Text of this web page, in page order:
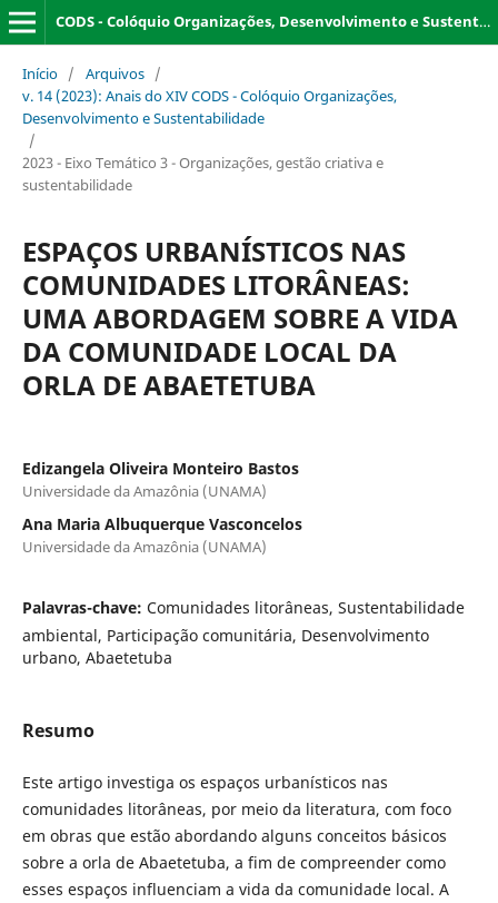
CODS - Colóquio Organizações, Desenvolvimento e Sustentabilidade
Início / Arquivos /
v. 14 (2023): Anais do XIV CODS - Colóquio Organizações,
Desenvolvimento e Sustentabilidade
/
2023 - Eixo Temático 3 - Organizações, gestão criativa e
sustentabilidade
ESPAÇOS URBANÍSTICOS NAS
COMUNIDADES LITORÂNEAS:
UMA ABORDAGEM SOBRE A VIDA
DA COMUNIDADE LOCAL DA
ORLA DE ABAETETUBA
Edizangela Oliveira Monteiro Bastos
Universidade da Amazônia (UNAMA)
Ana Maria Albuquerque Vasconcelos
Universidade da Amazônia (UNAMA)
Palavras-chave: Comunidades litorâneas, Sustentabilidade
ambiental, Participação comunitária, Desenvolvimento
urbano, Abaetetuba
Resumo
Este artigo investiga os espaços urbanísticos nas
comunidades litorâneas, por meio da literatura, com foco
em obras que estão abordando alguns conceitos básicos
sobre a orla de Abaetetuba, a fim de compreender como
esses espaços influenciam a vida da comunidade local. A